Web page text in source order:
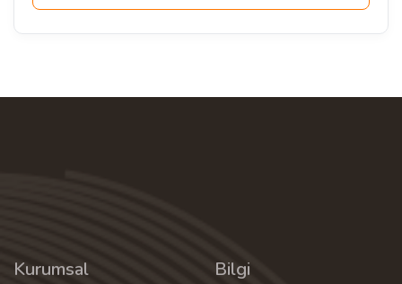
Kurumsal Bilgi